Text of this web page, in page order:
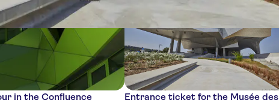
in the Confluence
Entrance ticket for the Musée des